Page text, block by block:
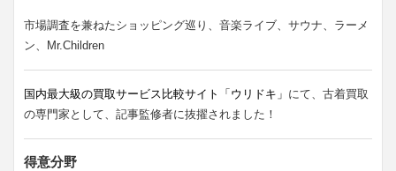
市場調査を兼ねたショッピング巡り、音楽ライブ、サウナ、ラーメ
ン、Mr.Children
国内最大級の買取サービス比較サイト「ウリドキ」 にて、古着買取
の専門家として、記事監修者に抜擢されました！
得意分野